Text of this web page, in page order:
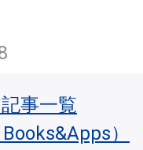
事一覧
）